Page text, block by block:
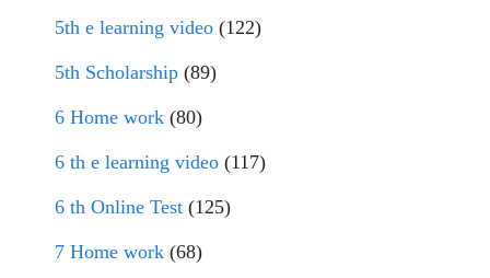
5th e learning video (122)
5th Scholarship (89)
6 Home work (80)
6 th e learning video (117)
6 th Online Test (125)
7 Home work (68)